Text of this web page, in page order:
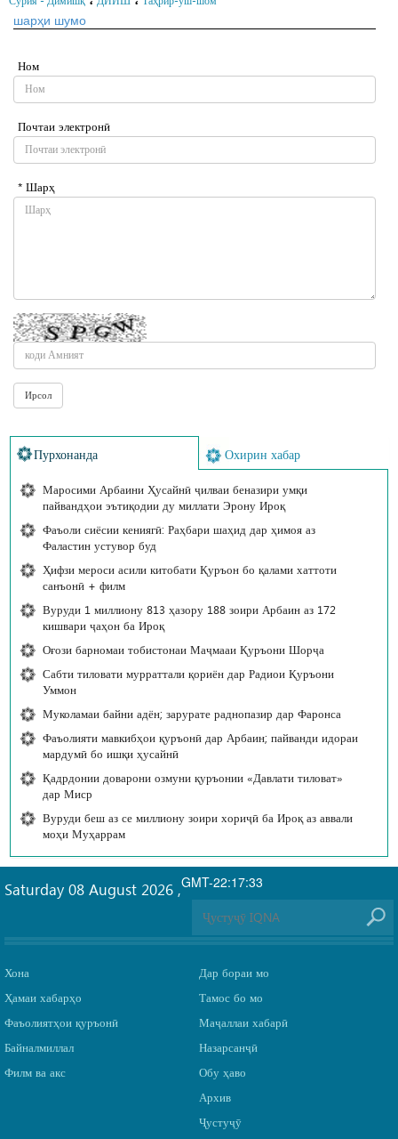
шарҳи шумо
Ном
Почтаи электронӣ
* Шарҳ
Пурхонанда Охирин хабар
Маросими Арбаини Ҳусайнӣ ҷилваи беназири умқи
пайвандҳои эътиқодии ду миллати Эрону Ироқ
Фаъоли сиёсии кениягӣ: Раҳбари шаҳид дар ҳимоя аз
Фаластин устувор буд
Ҳифзи мероси асили китобати Қуръон бо қалами хаттоти
санъонӣ + филм
Вуруди 1 миллиону 813 ҳазору 188 зоири Арбаин аз 172
кишвари ҷаҳон ба Ироқ
Оғози барномаи тобистонаи Маҷмааи Қуръони Шорҷа
Сабти тиловати мурраттали қориён дар Радиои Қуръони
Уммон
Муколамаи байни адён; зарурате раднопазир дар Фаронса
Фаъолияти мавкибҳои қуръонӣ дар Арбаин; пайванди идораи
мардумӣ бо ишқи ҳусайнӣ
Қадрдонии доварони озмуни қуръонии «Давлати тиловат»
дар Миср
Вуруди беш аз се миллиону зоири хориҷӣ ба Ироқ аз аввали
моҳи Муҳаррам
GMT-22:17:33
Saturday 08 August 2026 ,
Хона
Ҳамаи хабарҳо
Фаъолиятҳои қуръонӣ
Байналмиллал
Филм ва акс
Дар бораи мо
Тамос бо мо
Маҷаллаи хабарӣ
Назарсанҷӣ
Обу ҳаво
Архив
Ҷустуҷӯ